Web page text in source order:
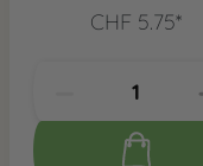
CHF 5.75*